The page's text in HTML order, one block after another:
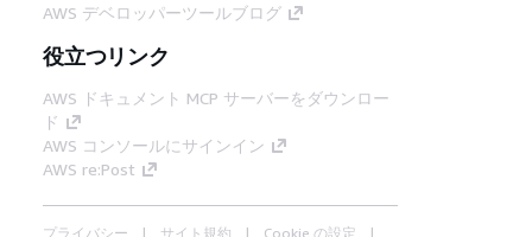
AWS デベロッパーツールブログ
役立つリンク
AWS ドキュメント MCP サーバーをダウンロー
ド
AWS コンソールにサインイン
AWS re:Post
プライバシー サイト規約 Cookie の設定